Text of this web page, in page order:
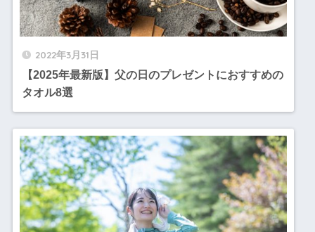
2022年3月31日
【2025年最新版】父の日のプレゼントにおすすめの
タオル8選